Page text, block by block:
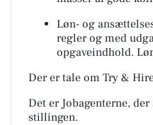
Løn- og
regler og med
opgaveindhold.
Der er tale om Try &
Det er Jobagenterne,
stillingen.